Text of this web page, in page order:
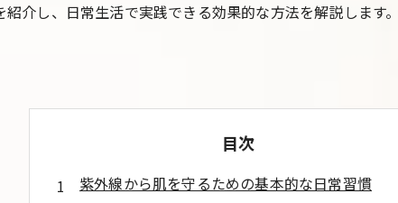
介し、日常生活で実践できる効果的な方法を解説しま
目次
紫外線から肌を守るための基本的な日常習慣